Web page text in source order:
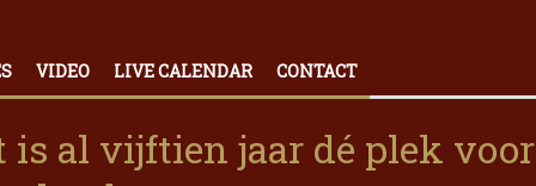
VIDEO LIVE CALENDAR CONTACT
al vijftien jaar dé plek voor